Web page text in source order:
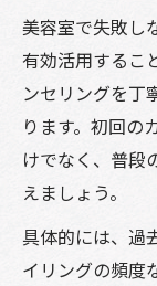
美容室で失敗し
有効活用するこ
ンセリングを丁
ります。初回の
けでなく、普段
えましょう。
具体的には、過
イリングの頻度